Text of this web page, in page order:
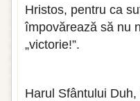
Hristos, pentru ca
împovărează să nu
„victorie!”.
Harul Sfântului